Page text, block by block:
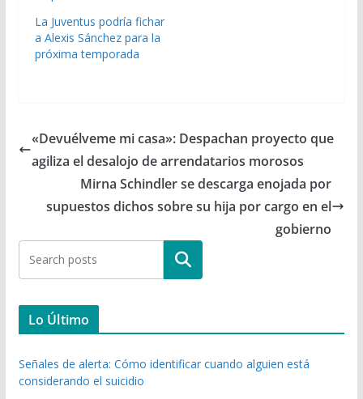
La Juventus podría fichar
a Alexis Sánchez para la
próxima temporada
«Devuélveme mi casa»: Despachan proyecto que
agiliza el desalojo de arrendatarios morosos
Mirna Schindler se descarga enojada por
supuestos dichos sobre su hija por cargo en el
gobierno
Buscar
Lo Último
Señales de alerta: Cómo identificar cuando alguien está
considerando el suicidio